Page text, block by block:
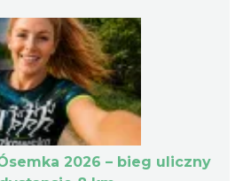
2026 – bieg uliczny